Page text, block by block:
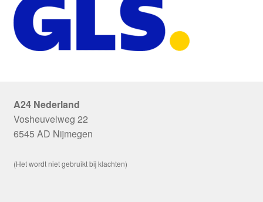
A24 Nederland
Vosheuvelweg 22
6545 AD Nijmegen
(Het wordt niet gebruikt bij klachten)